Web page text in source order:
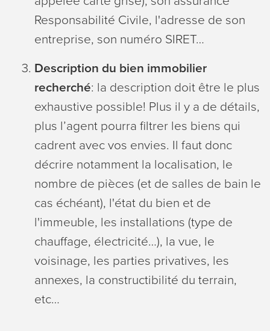
Responsabilité Civile, l'adresse de son
entreprise, son numéro SIRET…
Description du bien immobilier
recherché: la description doit être le plus
exhaustive possible! Plus il y a de détails,
plus l’agent pourra filtrer les biens qui
cadrent avec vos envies. Il faut donc
décrire notamment la localisation, le
nombre de pièces (et de salles de bain le
cas échéant), l'état du bien et de
l'immeuble, les installations (type de
chauffage, électricité…), la vue, le
voisinage, les parties privatives, les
annexes, la constructibilité du terrain,
etc…